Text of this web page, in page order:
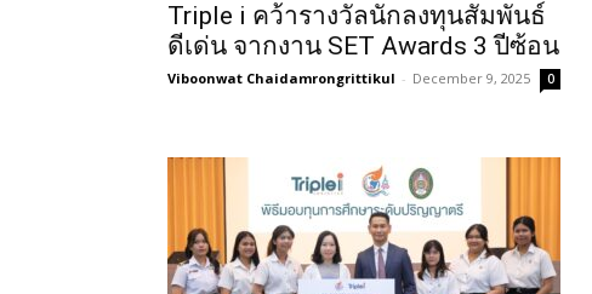
Triple i คว้ารางวัลนักลงทุนสัมพันธ์
ดีเด่น จากงาน SET Awards 3 ปีซ้อน
Viboonwat Chaidamrongrittikul - December 9, 2025 0